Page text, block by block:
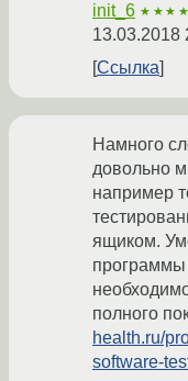
init_6
13.03.2018
Ссылка
Намного
довольно
например
ящиком.
программы
полного
health.ru/
software-